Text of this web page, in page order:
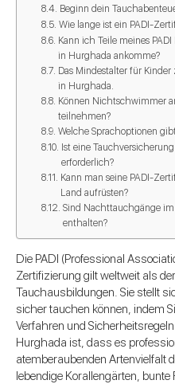
Beginn dein
Wie lange ist ein PADI-
Kann ich Teile meines
in Hurghada ankomme?
Das Mindestalter für
in Hurghada.
Können Nichtschwimmer
teilnehmen?
Welche Sprachoptionen
Ist eine
erforderlich?
Kann man seine PADI-
Land aufrüsten?
Sind Nachttauchgänge
enthalten?
Die PADI (Professional
Zertifizierung gilt weltweit als
Tauchausbildungen. Sie stellt
sicher tauchen können, indem
Verfahren und
Hurghada ist, dass es
atemberaubenden Artenvielfalt
lebendige Korallengärten,